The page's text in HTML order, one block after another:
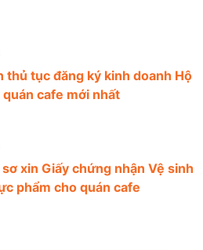
thủ tục đăng ký kinh doanh Hộ
cafe mới nhất
xin Giấy chứng nhận Vệ sinh
phẩm cho quán cafe